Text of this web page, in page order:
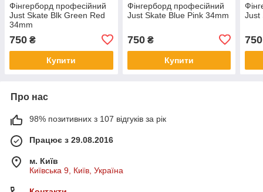
Фінгерборд професійний
Just Skate Blk Green Red
34mm
750 ₴
Купити
Фінгерборд професійний
Just Skate Blue Pink 34mm
750₴
Купити
Just
750
Про нас
98% позитивних з 107 відгуків за рік
Працює з 29.08.2016
м. Київ
Київська 9, Київ, Україна